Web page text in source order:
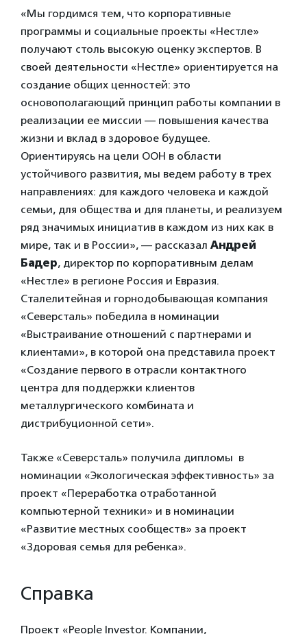
«Мы гордимся тем, что корпоративные
программы и социальные проекты «Нестле»
получают столь высокую оценку экспертов. В
своей деятельности «Нестле» ориентируется на
создание общих ценностей: это
основополагающий принцип работы компании в
реализации ее миссии — повышения качества
жизни и вклад в здоровое будущее.
Ориентируясь на цели ООН в области
устойчивого развития, мы ведем работу в трех
направлениях: для каждого человека и каждой
семьи, для общества и для планеты, и реализуем
ряд значимых инициатив в каждом из них как в
мире, так и в России», — рассказал Андрей
Бадер, директор по корпоративным делам
«Нестле» в регионе Россия и Евразия.
Сталелитейная и горнодобывающая компания
«Северсталь» победила в номинации
«Выстраивание отношений с партнерами и
клиентами», в которой она представила проект
«Создание первого в отрасли контактного
центра для поддержки клиентов
металлургического комбината и
дистрибуционной сети».
Также «Северсталь» получила дипломы в
номинации «Экологическая эффективность» за
проект «Переработка отработанной
компьютерной техники» и в номинации
«Развитие местных сообществ» за проект
«Здоровая семья для ребенка».
Справка
Проект «People Investor. Компании,